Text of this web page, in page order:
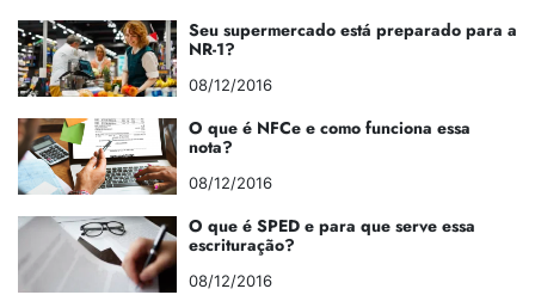
Seu supermercado está preparado para a
NR-1?
08/12/2016
O que é NFCe e como funciona essa
nota?
08/12/2016
O que é SPED e para que serve essa
escrituração?
08/12/2016